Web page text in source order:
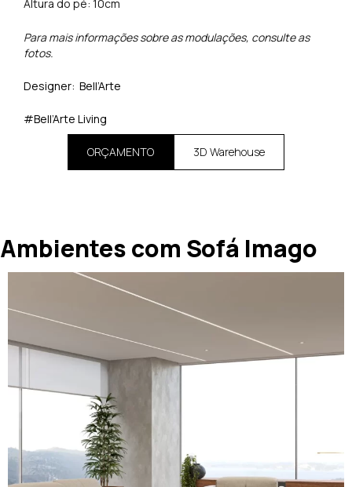
Altura do pé: 10cm
Para mais informações sobre as modulações, consulte as
fotos.
Designer: Bell’Arte
#Bell’Arte Living
ORÇAMENTO 3D Warehouse
Ambientes com Sofá Imago